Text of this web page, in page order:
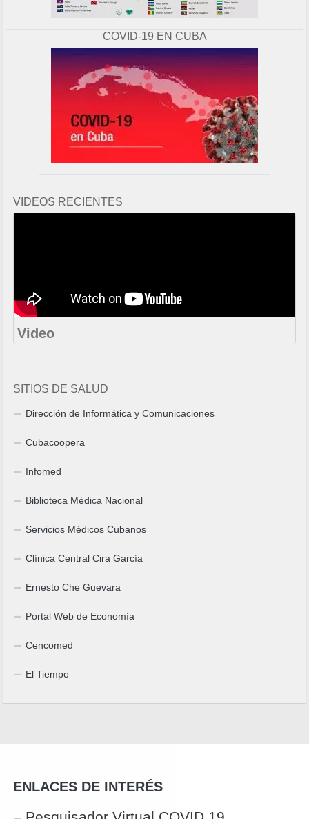
COVID-19 EN CUBA
VIDEOS RECIENTES
Video
SITIOS DE SALUD
Dirección de Informática y Comunicaciones
Cubacoopera
Infomed
Biblioteca Médica Nacional
Servicios Médicos Cubanos
Clínica Central Cira García
Ernesto Che Guevara
Portal Web de Economía
Cencomed
El Tiempo
ENLACES DE INTERÉS